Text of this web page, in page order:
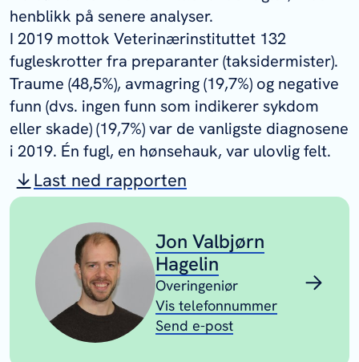
henblikk på senere analyser.
I 2019 mottok Veterinærinstituttet 132
fugleskrotter fra preparanter (taksidermister).
Traume (48,5%), avmagring (19,7%) og negative
funn (dvs. ingen funn som indikerer sykdom
eller skade) (19,7%) var de vanligste diagnosene
i 2019. Én fugl, en hønsehauk, var ulovlig felt.
Last ned rapporten
Jon Valbjørn
Hagelin
Overingeniør
Vis telefonnummer
Send e-post